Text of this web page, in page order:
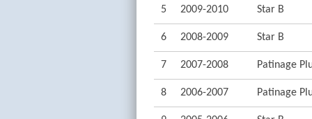
5 2009-2010 Star B
6 2008-2009 Star B
7 2007-2008 Patinage
8 2006-2007 Patinage